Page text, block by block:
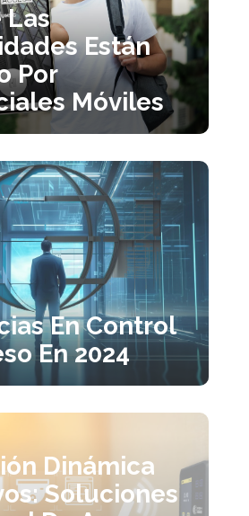
Las
Están
Por
Móviles
En Control
En 2024
Dinámica
Soluciones